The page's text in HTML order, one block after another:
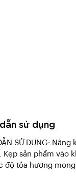
sử dụng
SỬ DỤNG:
Kẹp sản phẩm vào
độ tỏa hương